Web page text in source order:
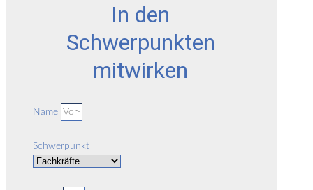
In den
Schwerpunkten
mitwirken
Name
Schwerpunkt